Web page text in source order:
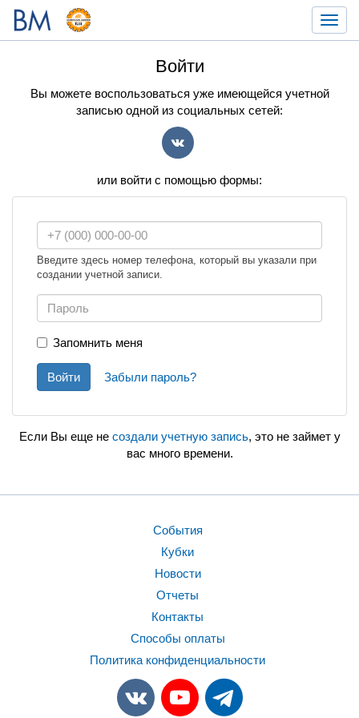
Войти
Вы можете воспользоваться уже имеющейся учетной
записью одной из социальных сетей:
или войти с помощью формы:
Введите здесь номер телефона, который вы указали при
создании учетной записи.
Запомнить меня
Войти Забыли пароль?
Если Вы еще не создали учетную запись, это не займет у
вас много времени.
События
Кубки
Новости
Отчеты
Контакты
Способы оплаты
Политика конфиденциальности